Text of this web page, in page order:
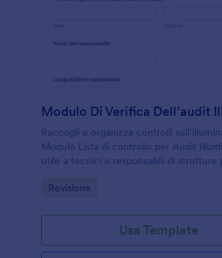
Raccogli e organizza controlli
Modulo Lista di controllo per Audit
utile a tecnici e responsabili di strutture
pianificare.
Go to Category:
Revisione
Usa Template